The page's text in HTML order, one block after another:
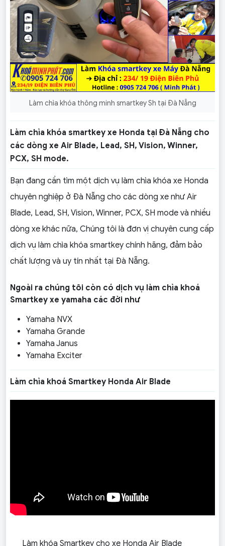
Làm chìa khóa thông minh smartkey Sh tại Đà Nẵng
Làm chìa khóa smartkey xe Honda tại Đà Nẵng cho
các dòng xe Air Blade, Lead, SH, Vision, Winner,
PCX, SH mode.
Bạn đang cần tìm một dịch vụ làm chìa khóa xe Honda
chuyên nghiệp ở Đà Nẵng cho các dòng xe như Air
Blade, Lead, SH, Vision, Winner, PCX, SH mode và nhiều
dòng xe khác nữa, Chúng tôi là đơn vị chuyên cung cấp
dịch vụ làm chìa khóa smartkey chính hãng, đảm bảo
chất lượng và uy tín nhất tại Đà Nẵng.
Ngoài ra chúng tôi còn có dịch vụ làm chìa khoá
Smartkey xe yamaha các đời như
Yamaha NVX
Yamaha Grande
Yamaha Janus
Yamaha Exciter
Làm chìa khoá Smartkey Honda Air Blade
Làm khóa Smartkey cho xe Honda Air Blade